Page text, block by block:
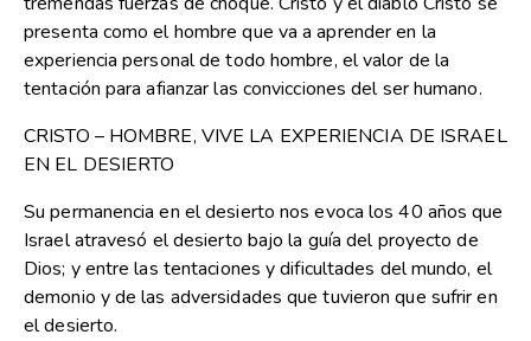
presenta como el hombre que va a aprender en la
experiencia personal de todo hombre, el valor de la
tentación para afianzar las convicciones del ser humano.
CRISTO – HOMBRE, VIVE LA EXPERIENCIA DE ISRAEL
EN EL DESIERTO
Su permanencia en el desierto nos evoca los 40 años que
Israel atravesó el desierto bajo la guía del proyecto de
Dios; y entre las tentaciones y dificultades del mundo, el
demonio y de las adversidades que tuvieron que sufrir en
el desierto.